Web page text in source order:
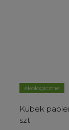
ekologiczne
Kubek
szt